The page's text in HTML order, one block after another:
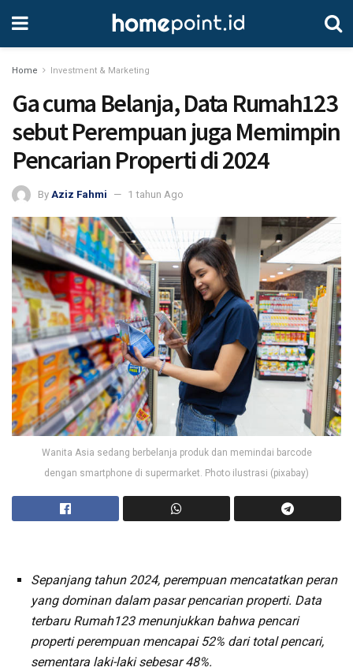
Home Investment & Marketing
Ga cuma Belanja, Data Rumah123
sebut Perempuan juga Memimpin
Pencarian Properti di 2024
By Aziz Fahmi 1 tahun Ago
Wanita Asia sedang berbelanja produk dan memindai barcode
dengan smartphone di supermarket. Photo ilustrasi (pixabay)
Sepanjang tahun 2024, perempuan mencatatkan peran
yang dominan dalam pasar pencarian properti. Data
terbaru Rumah123 menunjukkan bahwa pencari
properti perempuan mencapai 52% dari total pencari,
sementara laki-laki sebesar 48%.